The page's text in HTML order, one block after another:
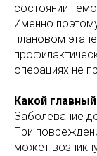
состоянии
Именно
плановом
операциях не
Какой
Заболевание
При
может